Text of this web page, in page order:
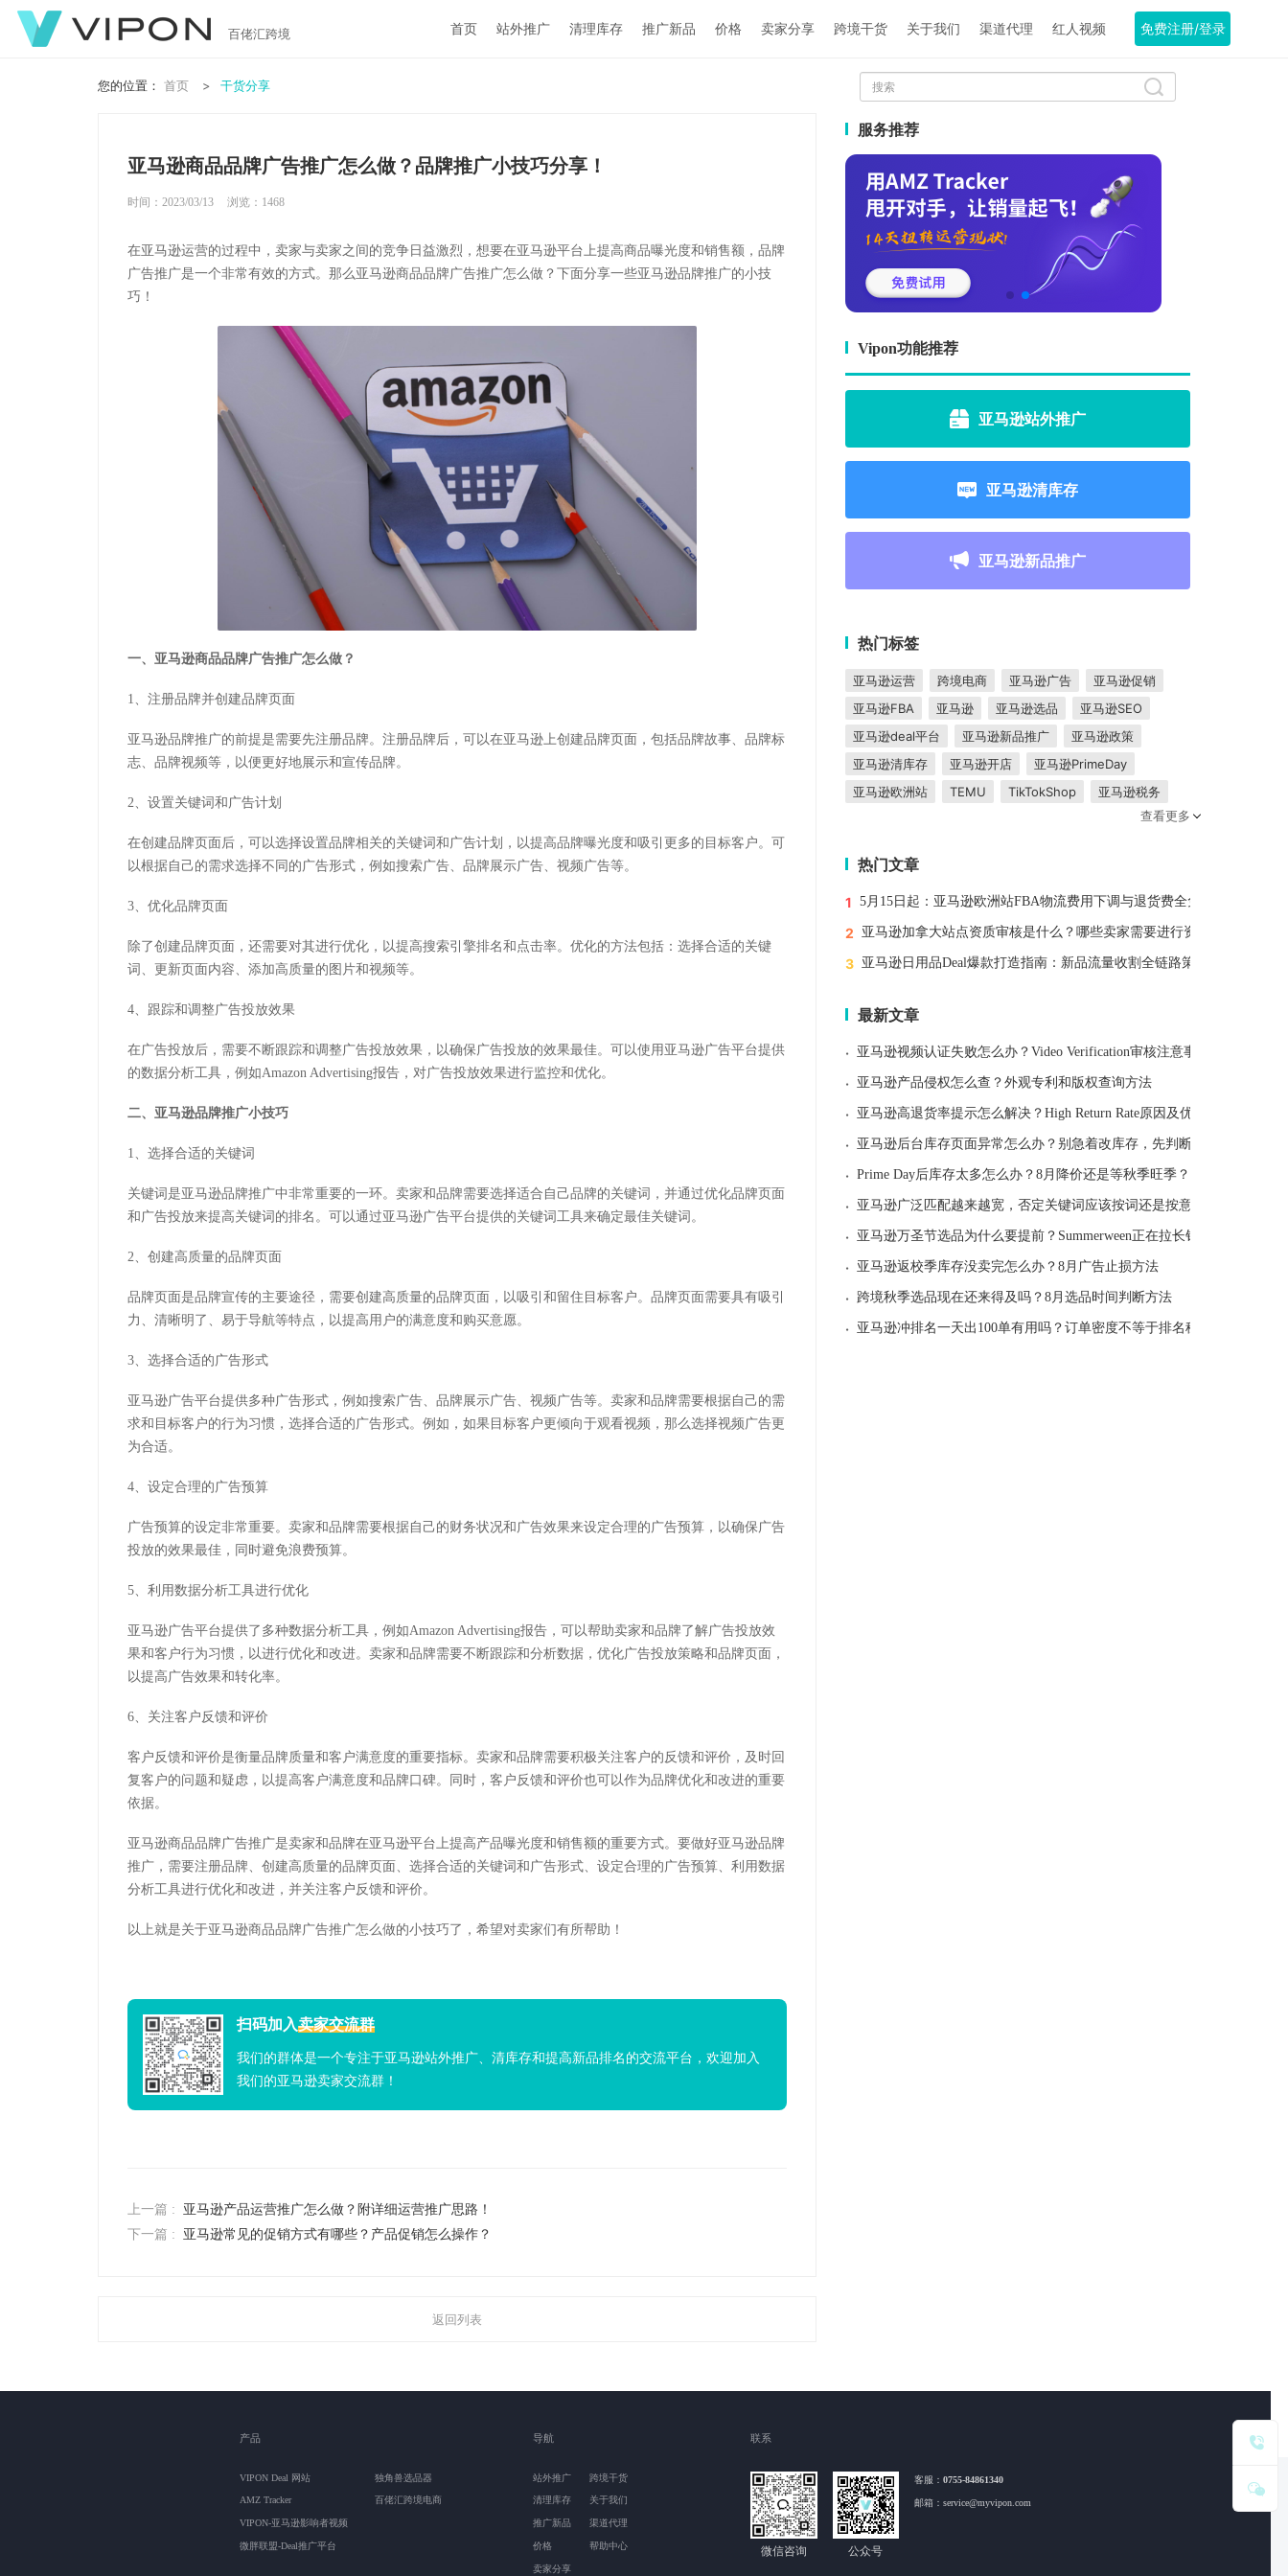
百佬汇跨境 首页 站外推广 清理库存 推广新品 价格 卖家分享 跨境干货 关于我们 渠道代理 红人视频 免费注册/登录
您的位置： 首页 干货分享
亚马逊商品品牌广告推广怎么做？品牌推广小技巧分享！
时间：2023/03/13 浏览： 1468
在亚马逊运营的过程中，卖家与卖家之间的竞争日益激烈，想要在亚马逊平台上提高商品曝光度和销售额，品牌
广告推广是一个非常有效的方式。那么亚马逊商品品牌广告推广怎么做？下面分享一些亚马逊品牌推广的小技
巧！
一、亚马逊商品品牌广告推广怎么做？
1、注册品牌并创建品牌页面
亚马逊品牌推广的前提是需要先注册品牌。注册品牌后，可以在亚马逊上创建品牌页面，包括品牌故事、品牌标
志、品牌视频等，以便更好地展示和宣传品牌。
2、设置关键词和广告计划
在创建品牌页面后，可以选择设置品牌相关的关键词和广告计划，以提高品牌曝光度和吸引更多的目标客户。可
以根据自己的需求选择不同的广告形式，例如搜索广告、品牌展示广告、视频广告等。
3、优化品牌页面
除了创建品牌页面，还需要对其进行优化，以提高搜索引擎排名和点击率。优化的方法包括：选择合适的关键
词、更新页面内容、添加高质量的图片和视频等。
4、跟踪和调整广告投放效果
在广告投放后，需要不断跟踪和调整广告投放效果，以确保广告投放的效果最佳。可以使用亚马逊广告平台提供
的数据分析工具，例如Amazon Advertising报告，对广告投放效果进行监控和优化。
二、亚马逊品牌推广小技巧
1、选择合适的关键词
关键词是亚马逊品牌推广中非常重要的一环。卖家和品牌需要选择适合自己品牌的关键词，并通过优化品牌页面
和广告投放来提高关键词的排名。可以通过亚马逊广告平台提供的关键词工具来确定最佳关键词。
2、创建高质量的品牌页面
品牌页面是品牌宣传的主要途径，需要创建高质量的品牌页面，以吸引和留住目标客户。品牌页面需要具有吸引
力、清晰明了、易于导航等特点，以提高用户的满意度和购买意愿。
3、选择合适的广告形式
亚马逊广告平台提供多种广告形式，例如搜索广告、品牌展示广告、视频广告等。卖家和品牌需要根据自己的需
求和目标客户的行为习惯，选择合适的广告形式。例如，如果目标客户更倾向于观看视频，那么选择视频广告更
为合适。
4、设定合理的广告预算
广告预算的设定非常重要。卖家和品牌需要根据自己的财务状况和广告效果来设定合理的广告预算，以确保广告
投放的效果最佳，同时避免浪费预算。
5、利用数据分析工具进行优化
亚马逊广告平台提供了多种数据分析工具，例如Amazon Advertising报告，可以帮助卖家和品牌了解广告投放效
果和客户行为习惯，以进行优化和改进。卖家和品牌需要不断跟踪和分析数据，优化广告投放策略和品牌页面，
以提高广告效果和转化率。
6、关注客户反馈和评价
客户反馈和评价是衡量品牌质量和客户满意度的重要指标。卖家和品牌需要积极关注客户的反馈和评价，及时回
复客户的问题和疑虑，以提高客户满意度和品牌口碑。同时，客户反馈和评价也可以作为品牌优化和改进的重要
依据。
亚马逊商品品牌广告推广是卖家和品牌在亚马逊平台上提高产品曝光度和销售额的重要方式。要做好亚马逊品牌
推广，需要注册品牌、创建高质量的品牌页面、选择合适的关键词和广告形式、设定合理的广告预算、利用数据
分析工具进行优化和改进，并关注客户反馈和评价。
以上就是关于亚马逊商品品牌广告推广怎么做的小技巧了，希望对卖家们有所帮助！
扫码加入卖家交流群
我们的群体是一个专注于亚马逊站外推广、清库存和提高新品排名的交流平台，欢迎加入
我们的亚马逊卖家交流群！
上一篇 :
亚马逊产品运营推广怎么做？附详细运营推广思路！
下一篇 :
亚马逊常见的促销方式有哪些？产品促销怎么操作？
返回列表
服务推荐
Vipon功能推荐
亚马逊站外推广
亚马逊清库存
亚马逊新品推广
热门标签
亚马逊运营 跨境电商 亚马逊广告
亚马逊促销
亚马逊FBA
亚马逊 亚马逊选品
亚马逊SEO
亚马逊deal平台
亚马逊新品推广
亚马逊政策
亚马逊清库存
亚马逊开店
亚马逊PrimeDay
亚马逊欧洲站
TEMU TikTokShop
亚马逊税务
东南亚市场
DeepSeek
亚马逊站外推广体系课
亚马逊春季大促
Deal平台
亚马逊选品思路
亚马逊旺季 亚马逊BD
站外引流
选品策略
Deal站 PrimeDay
站外促销
查看更多
热门文章
1 5月15日起：亚马逊欧洲站FBA物流费用下调与退货费全免解读
2 亚马逊加拿大站点资质审核是什么？哪些卖家需要进行资质审核？
3 亚马逊日用品Deal爆款打造指南：新品流量收割全链路策略
最新文章
· 亚马逊视频认证失败怎么办？Video Verification审核注意事项
· 亚马逊产品侵权怎么查？外观专利和版权查询方法
· 亚马逊高退货率提示怎么解决？High Return Rate原因及优化方法
· 亚马逊后台库存页面异常怎么办？别急着改库存，先判断是不是系统故障
· Prime Day后库存太多怎么办？8月降价还是等秋季旺季？
· 亚马逊广泛匹配越来越宽，否定关键词应该按词还是按意图？
· 亚马逊万圣节选品为什么要提前？Summerween正在拉长销售周期
· 亚马逊返校季库存没卖完怎么办？8月广告止损方法
· 跨境秋季选品现在还来得及吗？8月选品时间判断方法
· 亚马逊冲排名一天出100单有用吗？订单密度不等于排名稳定
产品
VIPON Deal 网站
AMZ Tracker
VIPON-亚马逊影响者视频
微胖联盟-Deal推广平台
独角兽选品器
百佬汇跨境电商
导航
站外推广
清理库存
推广新品
价格
卖家分享
跨境干货
关于我们
渠道代理
帮助中心
联系
微信咨询 公众号
客服：0755-84861340
邮箱：service@myvipon.com